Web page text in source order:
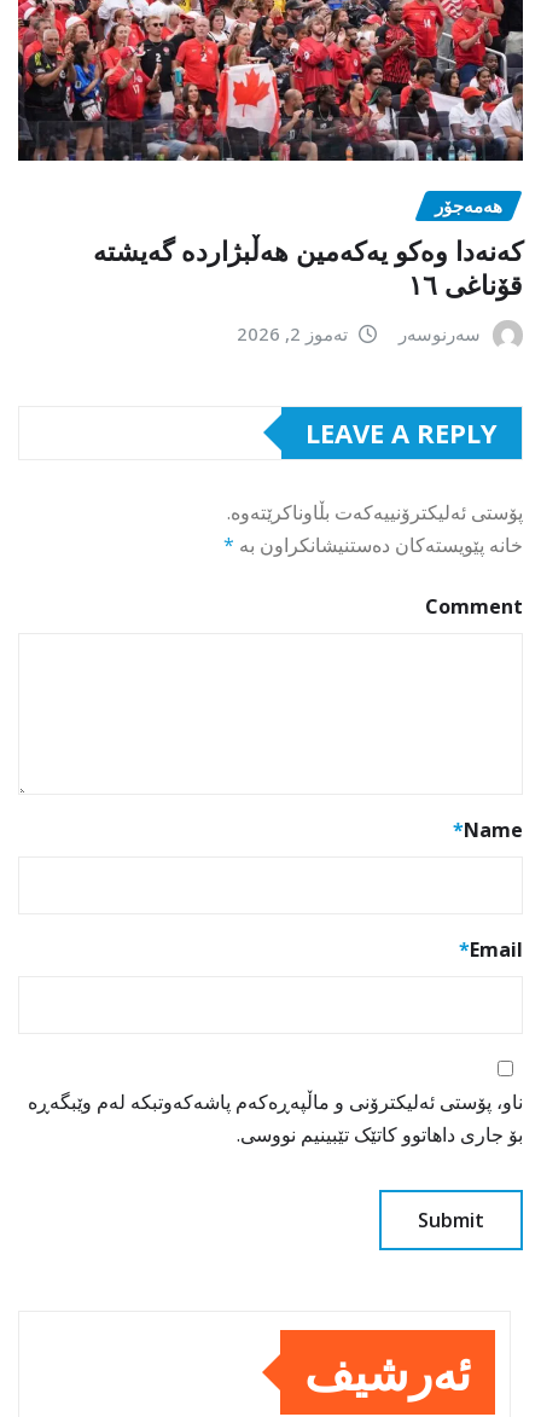
هەمەجۆر
کەنەدا وەکو یەکەمین ھەڵبژاردە گەیشتە
قۆناغی ١٦
سەرنوسەر تەموز 2, 2026
LEAVE A REPLY
پۆستی ئەلیکترۆنییەکەت بڵاوناکرێتەوە.
خانە پێویستەکان دەستنیشانکراون بە *
Comment
Name
*
Email
*
ناو، پۆستی ئەلیکترۆنی و ماڵپەڕەکەم پاشەکەوتبکە لەم وێبگەڕە
بۆ جاری داهاتوو کاتێک تێبینیم نووسی.
ئەرشیف